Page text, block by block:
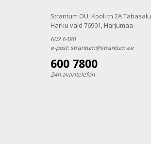
Strantum OÜ, Kooli tn 2A Tabasalu
Harku vald 76901, Harjumaa
602 6480
e-post:strantum@strantum.ee
600 7800
24h avaritelefon